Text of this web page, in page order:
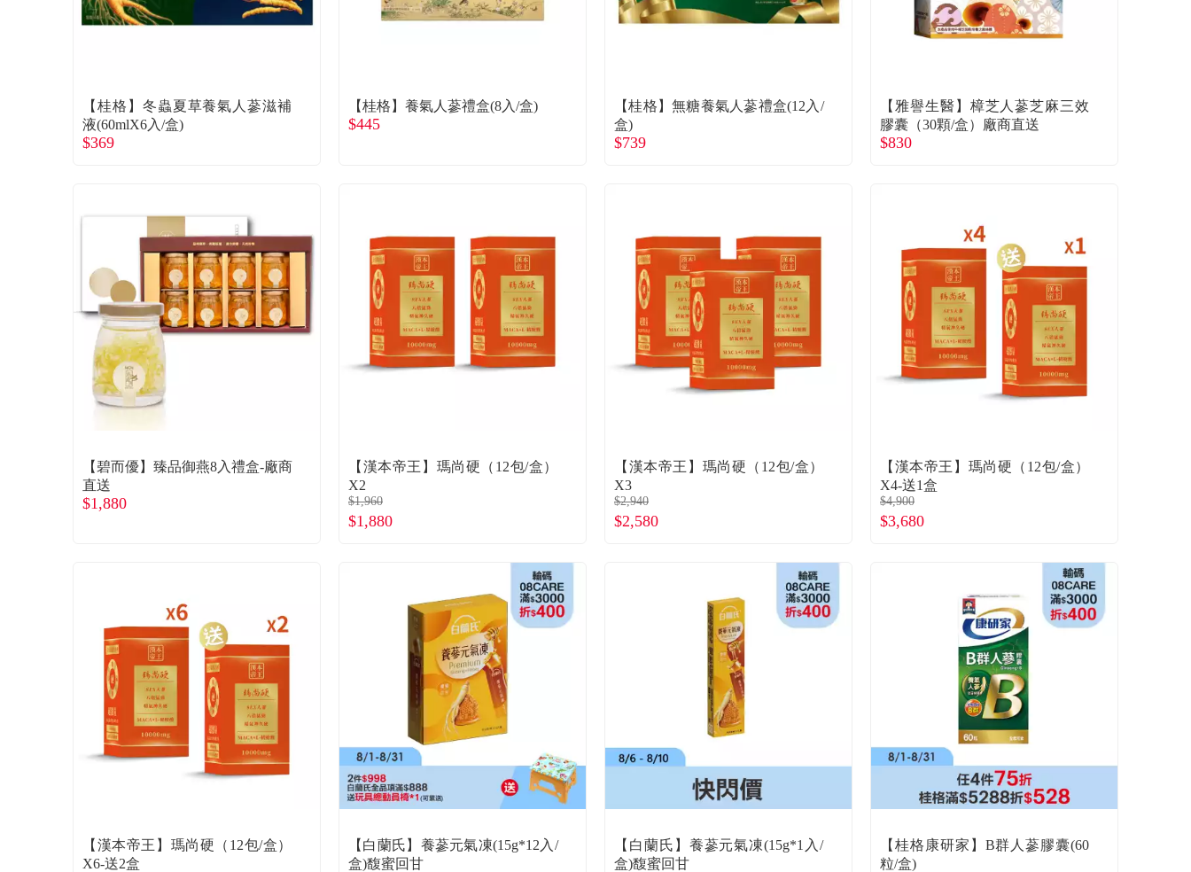
【桂格】冬蟲夏草養氣人蔘滋補
液(60mlX6入/盒)
$369
【桂格】養氣人蔘禮盒(8入/盒)
$445
【桂格】無糖養氣人蔘禮盒(12入/
盒)
$739
【雅譽生醫】樟芝人蔘芝麻三效
膠囊（30顆/盒）廠商直送
$830
【碧而優】臻品御燕8入禮盒-廠商
直送
$1,880
【漢本帝王】瑪尚硬（12包/盒）
X2
$1,960
$1,880
【漢本帝王】瑪尚硬（12包/盒）
X3
$2,940
$2,580
【漢本帝王】瑪尚硬（12包/盒）
X4-送1盒
$4,900
$3,680
【漢本帝王】瑪尚硬（12包/盒）
X6-送2盒
【白蘭氏】養蔘元氣凍(15g*12入/
盒)馥蜜回甘
【白蘭氏】養蔘元氣凍(15g*1入/
盒)馥蜜回甘
【桂格康研家】B群人蔘膠囊(60
粒/盒)